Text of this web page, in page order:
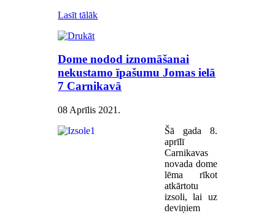
Lasīt tālāk
Dome nodod iznomāšanai
nekustamo īpašumu Jomas ielā
7 Carnikavā
08 Aprīlis 2021 .
Šā gada 8.
aprīlī
Carnikavas
novada dome
lēma rīkot
atkārtotu
izsoli, lai uz
deviņiem